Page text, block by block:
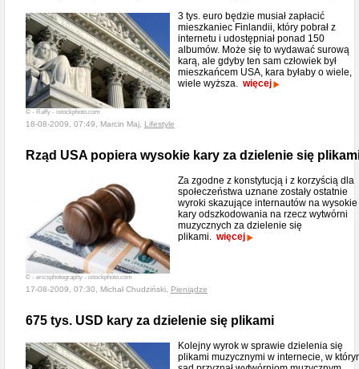
© - Raffy - istockphoto.com
3 tys. euro będzie musiał zapłacić
mieszkaniec Finlandii, który pobrał z
internetu i udostępniał ponad 150
albumów. Może się to wydawać surową
karą, ale gdyby ten sam człowiek był
mieszkańcem USA, kara byłaby o wiele,
wiele wyższa. więcej
18-08-2009, 07:49, Marcin Maj, Lifestyle
Rząd USA popiera wysokie kary za dzielenie się
© - ericsphotography - istockphoto.com
Za zgodne z konstytucją i z korzyścią dla
społeczeństwa uznane zostały ostatnie
wyroki skazujące internautów na wysokie
kary odszkodowania na rzecz wytwórni
muzycznych za dzielenie się
plikami. więcej
17-08-2009, 07:30, Michał Chudziński, Pieniądze
675 tys. USD kary za dzielenie się plikami
Kolejny wyrok w sprawie dzielenia się
plikami muzycznymi w internecie, w